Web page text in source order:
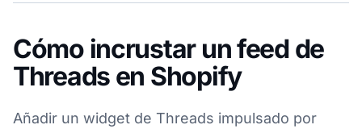
Cómo incrustar un feed de
Threads en Shopify
Añadir un widget de Threads impulsado por